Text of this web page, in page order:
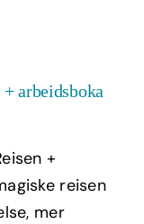
arbeidsboka
+
reisen
mer